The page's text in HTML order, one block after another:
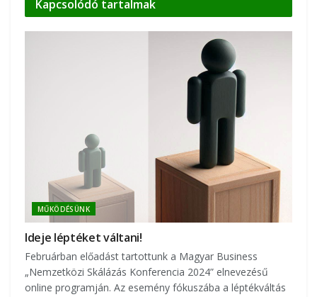
Kapcsolódó tartalmak
MŰKÖDÉSÜNK
Ideje léptéket váltani!
Februárban előadást tartottunk a Magyar Business
„Nemzetközi Skálázás Konferencia 2024” elnevezésű
online programján. Az esemény fókuszába a léptékváltás